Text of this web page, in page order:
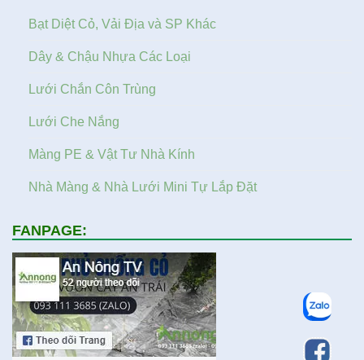
Bạt Diệt Cỏ, Vải Địa và SP Khác
Dây & Chậu Nhựa Các Loại
Lưới Chắn Côn Trùng
Lưới Che Nắng
Màng PE & Vật Tư Nhà Kính
Nhà Màng & Nhà Lưới Mini Tự Lắp Đặt
FANPAGE: